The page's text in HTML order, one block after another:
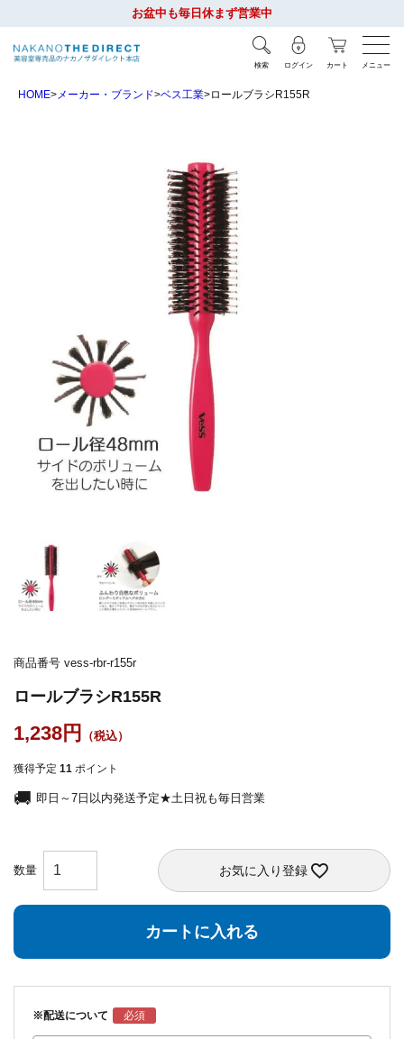
お盆中も毎日休まず営業中
検索 ログイン カート メニュー
HOME メーカー・ブランド ベス工業 ロールブラシR155R
商品番号 vess-rbr-r155r
ロールブラシR155R
1,238
獲得予定 11 ポイント
即日～7日以内発送予定★土日祝も毎日営業
お気に入り登録
カートに入れる
※配送について